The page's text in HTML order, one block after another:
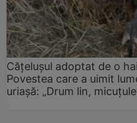
Cățelușul adoptat de o
Povestea care a uimit
uriașă: „Drum lin,